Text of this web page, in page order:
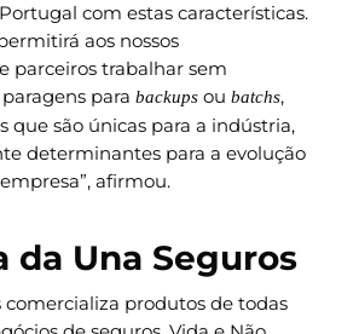
com estas características.
aos nossos
parceiros trabalhar sem
para backupsou batchs,
que são únicas para a indústria,
determinantes para a evolução
afirmou.
da Una Seguros
comercializa produtos de todas